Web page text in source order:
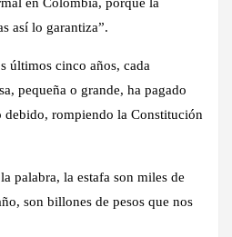
así lo garantiza”.
últimos cinco años, cada
pequeña o grande, ha pagado
debido, rompiendo la Constitución
palabra, la estafa son miles de
son billones de pesos que nos